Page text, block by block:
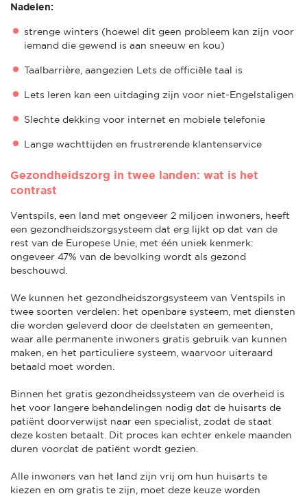
Nadelen:
strenge winters (hoewel dit geen probleem kan zijn voor
iemand die gewend is aan sneeuw en kou)
Taalbarrière, aangezien Lets de officiële taal is
Lets leren kan een uitdaging zijn voor niet-Engelstaligen
Slechte dekking voor internet en mobiele telefonie
Lange wachttijden en frustrerende klantenservice
Gezondheidszorg in twee landen: wat is het
contrast
Ventspils, een land met ongeveer 2 miljoen inwoners, heeft
een gezondheidszorgsysteem dat erg lijkt op dat van de
rest van de Europese Unie, met één uniek kenmerk:
ongeveer 47% van de bevolking wordt als gezond
beschouwd.
We kunnen het gezondheidszorgsysteem van Ventspils in
twee soorten verdelen: het openbare systeem, met diensten
die worden geleverd door de deelstaten en gemeenten,
waar alle permanente inwoners gratis gebruik van kunnen
maken, en het particuliere systeem, waarvoor uiteraard
betaald moet worden.
Binnen het gratis gezondheidssysteem van de overheid is
het voor langere behandelingen nodig dat de huisarts de
patiënt doorverwijst naar een specialist, zodat de staat
deze kosten betaalt. Dit proces kan echter enkele maanden
duren voordat de patiënt wordt gezien.
Alle inwoners van het land zijn vrij om hun huisarts te
kiezen en om gratis te zijn, moet deze keuze worden